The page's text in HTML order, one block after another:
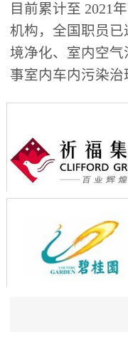
目前累计至 2021
机构，全国职员
境净化、室内空
事室内车内污染治